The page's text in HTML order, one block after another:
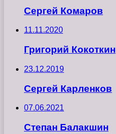
Сергей Комаров
11.11.2020
Григорий Кокоткин
23.12.2019
Сергей Карленков
07.06.2021
Степан Балакшин